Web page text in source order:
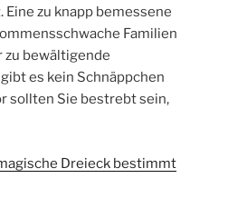
zu knapp bemessene
Familien
zu bewältigende
es kein Schnäppchen
sollten Sie bestrebt sein,
Dreieck bestimmt